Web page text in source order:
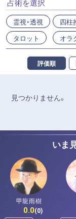
占術を選択
霊視・透視
タロット
四柱
オラ
評価順
見つかりません。
いま
甲龍雨樹
0.0(0)